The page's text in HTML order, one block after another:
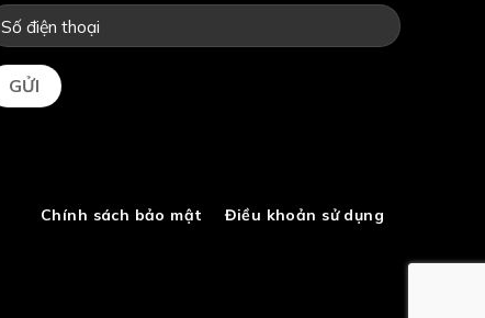
Chính sách bảo mật Điều khoản sử dụng